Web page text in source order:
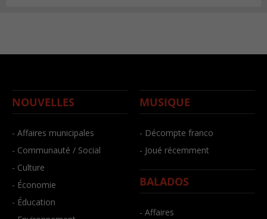
NOUVELLES
- Affaires municipales
- Communauté / Social
- Culture
- Économie
- Éducation
MUSIQUE
- Décompte franco
- Joué récemment
BALADOS
- Affaires